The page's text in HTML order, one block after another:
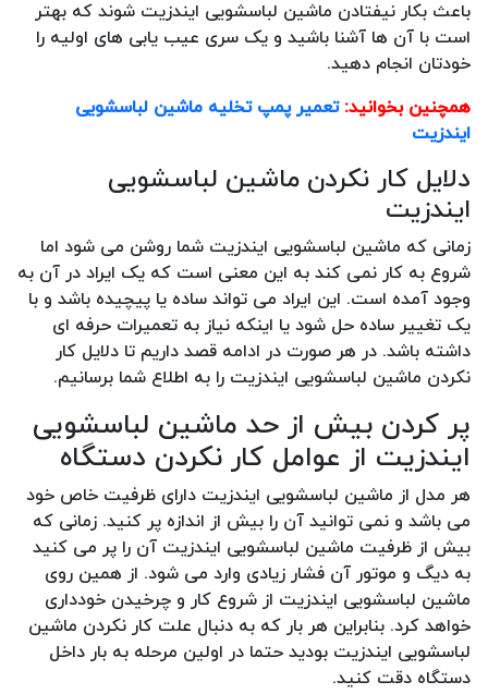
باعث بکار نیفتادن ماشین لباسشویی ایندزیت شوند که بهتر
است با آن ها آشنا باشید و یک سری عیب یابی های اولیه را
خودتان انجام دهید.
همچنین بخوانید: تعمیر پمپ تخلیه ماشین لباسشویی
ایندزیت
دلایل کار نکردن ماشین لباسشویی
ایندزیت
زمانی که ماشین لباسشویی ایندزیت شما روشن می شود اما
شروع به کار نمی کند به این معنی است که یک ایراد در آن به
وجود آمده است. این ایراد می تواند ساده یا پیچیده باشد و با
یک تغییر ساده حل شود یا اینکه نیاز به تعمیرات حرفه ای
داشته باشد. در هر صورت در ادامه قصد داریم تا دلایل کار
نکردن ماشین لباسشویی ایندزیت را به اطلاع شما برسانیم.
پر کردن بیش از حد ماشین لباسشویی
ایندزیت از عوامل کار نکردن دستگاه
هر مدل از ماشین لباسشویی ایندزیت دارای ظرفیت خاص خود
می باشد و نمی توانید آن را بیش از اندازه پر کنید. زمانی که
بیش از ظرفیت ماشین لباسشویی ایندزیت آن را پر می کنید
به دیگ و موتور آن فشار زیادی وارد می شود. از همین روی
ماشین لباسشویی ایندزیت از شروع کار و چرخیدن خودداری
خواهد کرد. بنابراین هر بار که به دنبال علت کار نکردن ماشین
لباسشویی ایندزیت بودید حتما در اولین مرحله به بار داخل
دستگاه دقت کنید.